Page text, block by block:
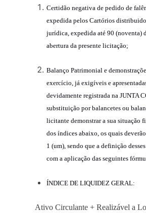
Certidão negativa de pedido de
expedida pelos Cartórios
jurídica, expedida até 90 (noventa)
abertura da presente licitação;
Balanço Patrimonial e
exercício, já exigíveis e
devidamente registrada na JUNTA
substituição por balancetes ou
licitante demonstrara sua situação
dos índices abaixo, os quais
1 (um), sendo que a definição
com a aplicação das seguintes
ÍNDICE DE LIQUIDEZ GERAL:
Ativo Circulante +Realizável a